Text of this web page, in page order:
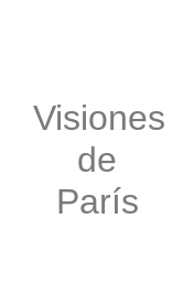
Visiones
de
París